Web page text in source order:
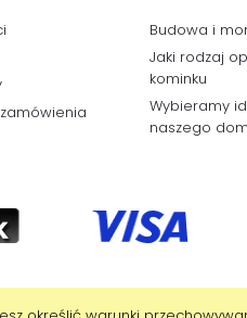
Budowa i
Jaki rodzaj
kominku
Wybieramy
naszego